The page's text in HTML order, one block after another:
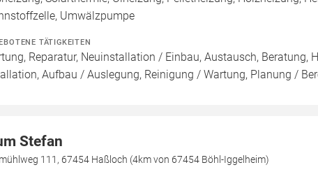
Umwälzpumpe
TÄTIGKEITEN
Reparatur, Neuinstallation / Einbau, Austausch, Beratung,
Aufbau / Auslegung, Reinigung / Wartung, Planung /
Stefan
111, 67454 Haßloch (4km von 67454 Böhl-Iggelheim)